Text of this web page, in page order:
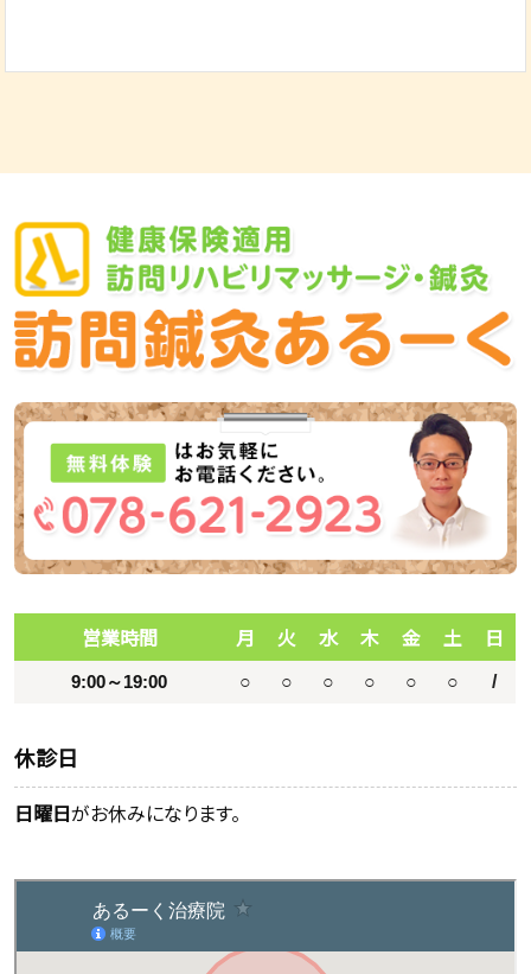
営業時間 月 火 水 木 金 土 日
9:00～19:00 ○ ○ ○ ○ ○ ○ /
休診日
日曜日がお休みになります。